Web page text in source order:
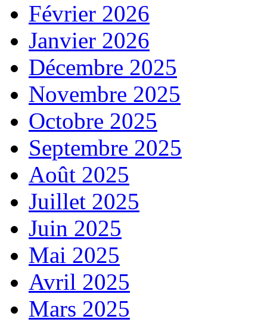
Février 2026
Janvier 2026
Décembre 2025
Novembre 2025
Octobre 2025
Septembre 2025
Août 2025
Juillet 2025
Juin 2025
Mai 2025
Avril 2025
Mars 2025